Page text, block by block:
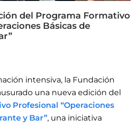
del Programa Formativo
Básicas de
intensiva, la Fundación
una nueva edición del
Profesional “Operaciones
y Bar”, una iniciativa